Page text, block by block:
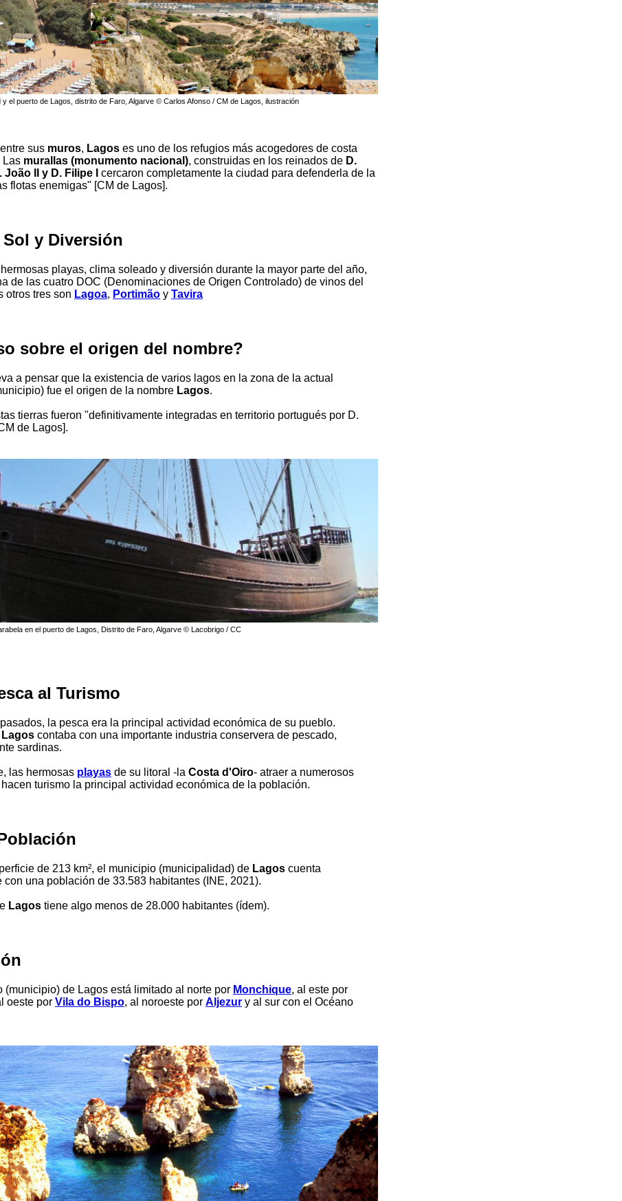
y el puerto de Lagos, distrito de Faro, Algarve © Carlos Afonso / CM de Lagos, ilustración
sus muros, Lagos es uno de los refugios más acogedores de costa
Las murallas (monumento nacional), construidas en los reinados de D.
João II y D. Filipe I
cercaron completamente la ciudad para defenderla de la
flotas enemigas" [CM de Lagos].
Sol y Diversión
playas, clima soleado y diversión durante la mayor parte del año,
de las cuatro DOC (Denominaciones de Origen Controlado) de vinos del
otros tres son Lagoa, Portimão y Tavira
sobre el origen del nombre?
a pensar que la existencia de varios lagos en la zona de la actual
fue el origen de la nombre Lagos.
tierras fueron "definitivamente integradas en territorio portugués por D.
de Lagos].
en el puerto de Lagos, Distrito de Faro, Algarve © Lacobrigo / CC
al Turismo
la pesca era la principal actividad económica de su pueblo.
Lagos contaba con una importante industria conservera de pescado,
sardinas.
las hermosas playas de su litoral -la Costa d'Oiro- atraer a numerosos
turismo la principal actividad económica de la población.
de 213 km², el municipio (municipalidad) de Lagos cuenta
con una población de 33.583 habitantes (INE, 2021).
Lagos tiene algo menos de 28.000 habitantes (ídem).
(municipio) de Lagos está limitado al norte por Monchique, al este por
oeste por Vila do Bispo, al noroeste por Aljezur y al sur con el Océano